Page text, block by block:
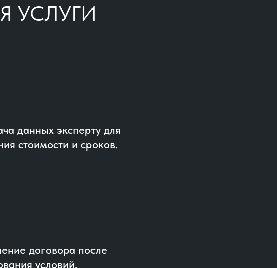
УСЛУГИ
данных эксперту для
стоимости и сроков.
договора после
условий.